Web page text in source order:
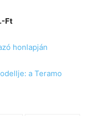
Ft
honlapján